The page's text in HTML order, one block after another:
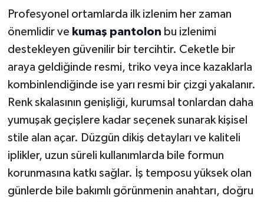
Profesyonel ortamlarda ilk izlenim her zaman
önemlidir ve kumaş pantolon bu izlenimi
destekleyen güvenilir bir tercihtir. Ceketle bir
araya geldiğinde resmi, triko veya ince kazaklarla
kombinlendiğinde ise yarı resmi bir çizgi yakalanır.
Renk skalasının genişliği, kurumsal tonlardan daha
yumuşak geçişlere kadar seçenek sunarak kişisel
stile alan açar. Düzgün dikiş detayları ve kaliteli
iplikler, uzun süreli kullanımlarda bile formun
korunmasına katkı sağlar. İş temposu yüksek olan
günlerde bile bakımlı görünmenin anahtarı, doğru